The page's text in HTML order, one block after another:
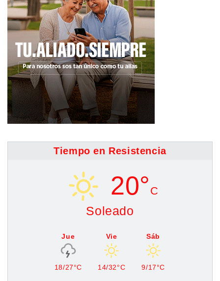
Tiempo en Resistencia
20° C
Soleado
Jue
18/27°C
Vie
14/32°C
Sáb
9/17°C